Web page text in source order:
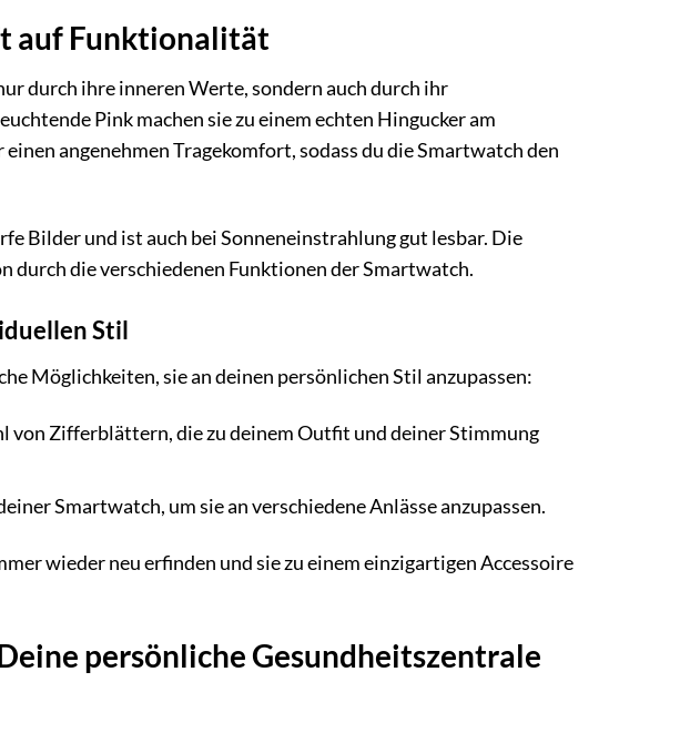
auf Funktionalität
durch ihre inneren Werte, sondern auch durch ihr
Pink machen sie zu einem echten Hingucker am
angenehmen Tragekomfort, sodass du die Smartwatch den
Bilder und ist auch bei Sonneneinstrahlung gut lesbar. Die
die verschiedenen Funktionen der Smartwatch.
Stil
Möglichkeiten, sie an deinen persönlichen Stil anzupassen:
von Zifferblättern, die zu deinem Outfit und deiner Stimmung
Smartwatch, um sie an verschiedene Anlässe anzupassen.
wieder neu erfinden und sie zu einem einzigartigen Accessoire
persönliche Gesundheitszentrale